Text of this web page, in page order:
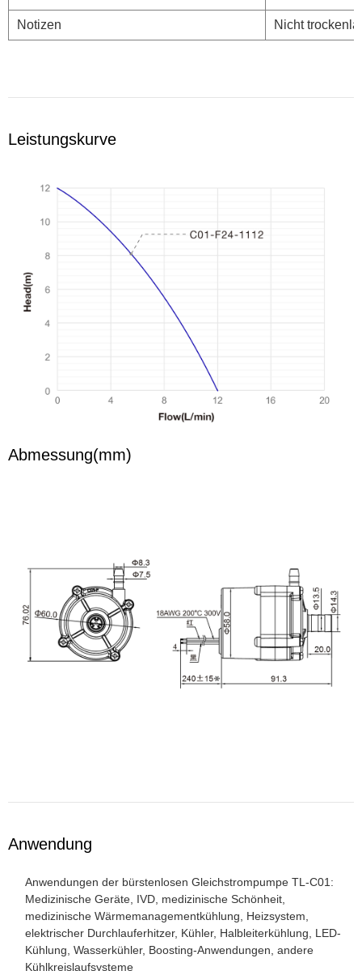
Notizen Nicht
Leistungskurve
Abmessung(mm)
Anwendung
Anwendungen der bürstenlosen Gleichstrompumpe TL-C01:
Medizinische Geräte, IVD, medizinische Schönheit,
medizinische Wärmemanagementkühlung, Heizsystem,
elektrischer Durchlauferhitzer, Kühler, Halbleiterkühlung, LED-
Kühlung, Wasserkühler, Boosting-Anwendungen, andere
Kühlkreislaufsysteme